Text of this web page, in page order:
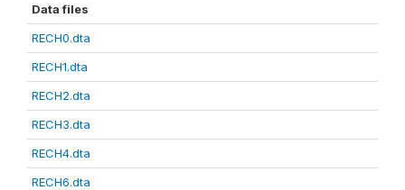
Data files
RECH0.dta
RECH1.dta
RECH2.dta
RECH3.dta
RECH4.dta
RECH6.dta